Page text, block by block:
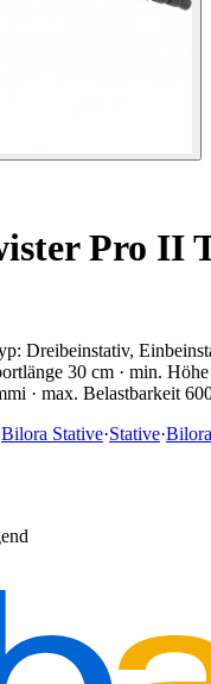
Pro II
Dreibeinstativ,
30 cm · min.
· max. Belastbarkeit
Bilora Stative·Stative·Bilora